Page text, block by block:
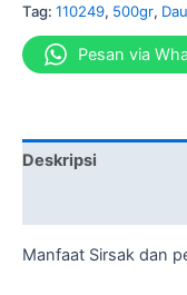
Tag: 110249, 500gr,
Pesan via
Deskripsi
Manfaat Sirsak dan